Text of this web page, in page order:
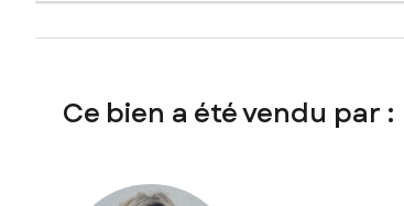
Ce bien a été vendu par :